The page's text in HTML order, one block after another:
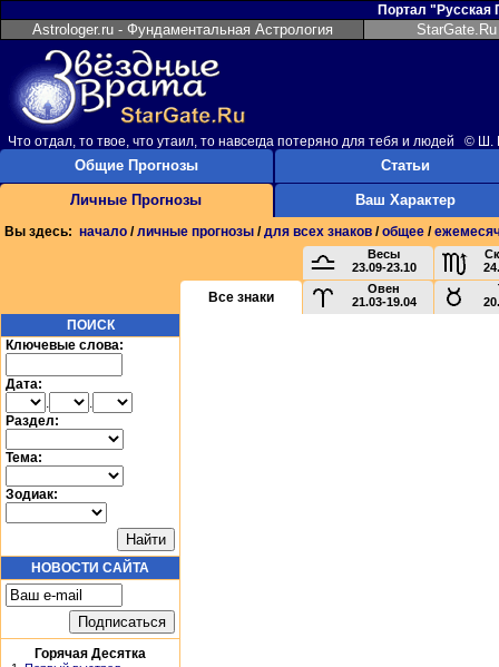
Портал "Русская
Astrologer.ru - Фундаментальная Астрология
Что отдал, то твое, что утаил, то навсегда потеряно для тебя и людей © Ш.
Общие Прогнозы
Личные Прогнозы
Статьи
Ваш Характер
Вы здесь: начало /личные прогнозы /для всех знаков /общее /
Весы
23.09-23.10
Все знаки
Овен
21.03-19.04
ПОИСК
Ключевые слова:
Дата:
.
.
Раздел:
Тема:
Зодиак:
НОВОСТИ САЙТА
Горячая Десятка